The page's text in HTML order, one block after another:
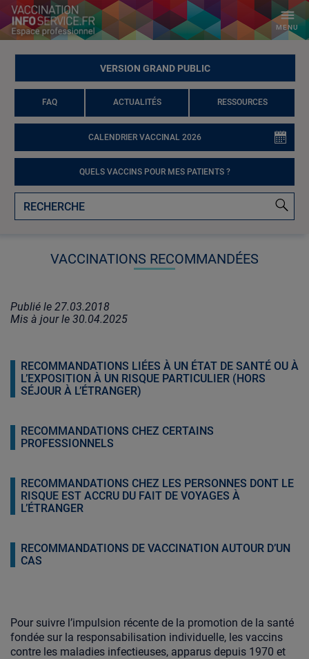
MENU
VERSION GRAND PUBLIC
FAQ ACTUALITÉS RESSOURCES
QUELS VACCINS POUR MES PATIENTS ?
CALENDRIER VACCINAL 2026
VACCINATIONS RECOMMANDÉES
Publié le 27.03.2018
Mis à jour le 30.04.2025
RECOMMANDATIONS LIÉES À UN ÉTAT DE SANTÉ OU À
L’EXPOSITION À UN RISQUE PARTICULIER (HORS
SÉJOUR À L’ÉTRANGER)
RECOMMANDATIONS CHEZ CERTAINS
PROFESSIONNELS
RECOMMANDATIONS CHEZ LES PERSONNES DONT LE
RISQUE EST ACCRU DU FAIT DE VOYAGES À
L’ÉTRANGER
RECOMMANDATIONS DE VACCINATION AUTOUR D’UN
CAS
Pour suivre l’impulsion récente de la promotion de la santé
fondée sur la responsabilisation individuelle, les vaccins
contre les maladies infectieuses, apparus depuis 1970 et